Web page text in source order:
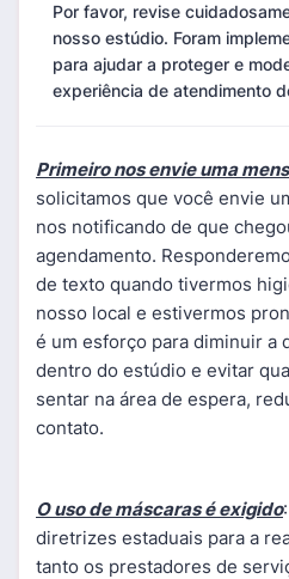
Por favor, revise
nosso estúdio. Foram
para ajudar a proteger e
experiência de atendimento
Primeiro nos envie uma
solicitamos que você envie
nos notificando de que
agendamento.
de texto quando tivermos
nosso local e estivermos
é um esforço para diminuir a
dentro do estúdio e evitar
sentar na área de espera,
contato.
O uso de máscaras é exigido
diretrizes estaduais para a
tanto os prestadores de